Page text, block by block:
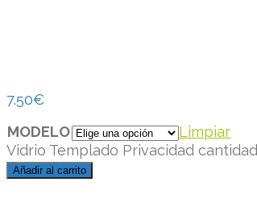
7.50€
MODELO
Limpiar
Vidrio Templado Privacidad cantidad
Añadir al carrito